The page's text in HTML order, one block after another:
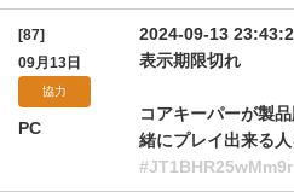
[87]
09月13日
協力
PC
2024-09-13
表示期限切れ
コアキーパーが製
緒にプレイ出来る人
#JT1BHR25wMm9r